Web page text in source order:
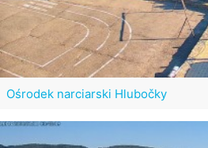
Ośrodek narciarski Hlubočky